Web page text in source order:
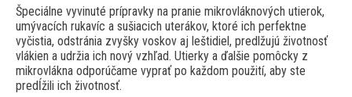
Špeciálne vyvinuté prípravky na pranie mikrovláknových utierok,
umývacích rukavíc a sušiacich uterákov, ktoré ich perfektne
vyčistia, odstránia zvyšky voskov aj leštidiel, predlžujú životnosť
vlákien a udržia ich nový vzhľad. Utierky a ďalšie pomôcky z
mikrovlákna odporúčame vyprať po každom použití, aby ste
predĺžili ich životnosť.